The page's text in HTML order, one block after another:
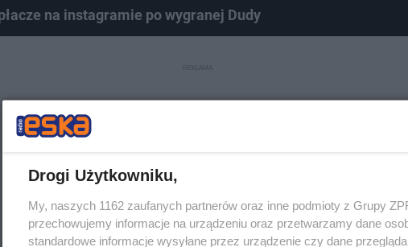
na instagramie po wygranej Dudy
Drogi Użytkowniku,
My, naszych 1162 zaufanych partnerów oraz inne podmioty z Grupy
przechowujemy informacje na urządzeniu oraz przetwarzamy dane
standardowe informacje wysyłane przez urządzenie czy dane